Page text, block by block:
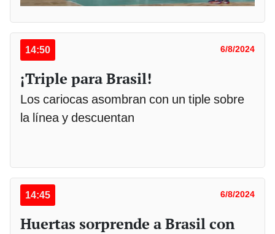
14:50 6/8/2024
¡Triple para Brasil!
Los cariocas asombran con un tiple sobre
la línea y descuentan
14:45 6/8/2024
Huertas sorprende a Brasil con